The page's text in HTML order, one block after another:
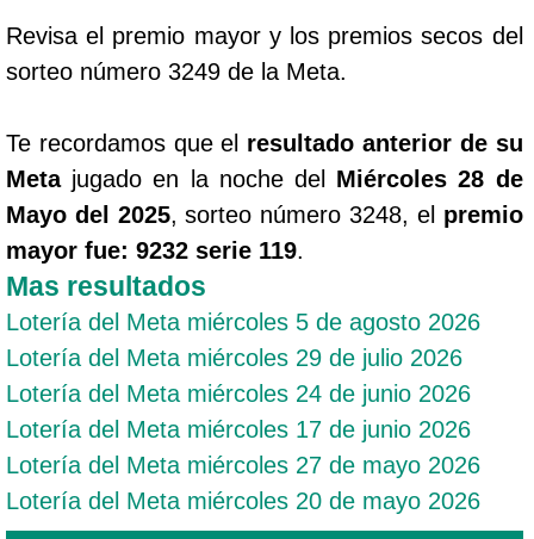
Revisa el premio mayor y los premios secos del
sorteo número 3249 de la Meta.
Te recordamos que el resultado anterior de su
Metajugado en la noche del Miércoles 28 de
Mayo del 2025, sorteo número 3248, el premio
mayor fue: 9232 serie 119.
Mas resultados
Lotería del Meta miércoles 5 de agosto 2026
Lotería del Meta miércoles 29 de julio 2026
Lotería del Meta miércoles 24 de junio 2026
Lotería del Meta miércoles 17 de junio 2026
Lotería del Meta miércoles 27 de mayo 2026
Lotería del Meta miércoles 20 de mayo 2026